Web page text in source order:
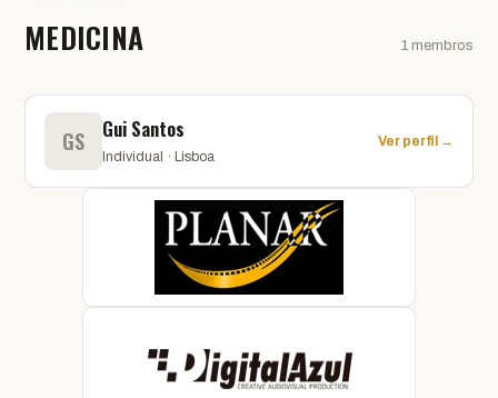
MEDICINA 1 membros
GS Gui Santos
Individual · Lisboa
Ver perfil →